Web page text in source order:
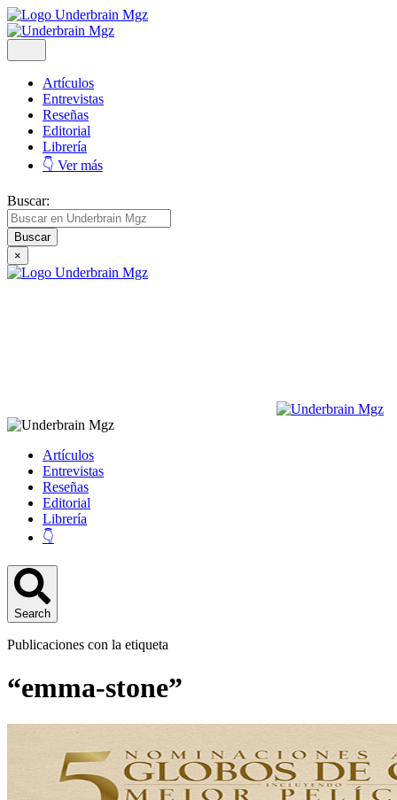
Artículos
Entrevistas
Reseñas
Editorial
Librería
👇 Ver más
Buscar:
×
Artículos
Entrevistas
Reseñas
Editorial
Librería
👇
Search
Publicaciones con la etiqueta
“emma-stone”